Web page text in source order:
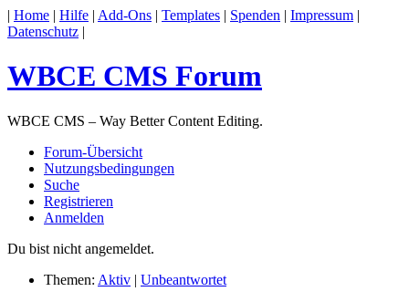
| Home | Hilfe | Add-Ons | Templates | Spenden | Impressum |
Datenschutz |
WBCE CMS Forum
WBCE CMS – Way Better Content Editing.
Forum-Übersicht
Nutzungsbedingungen
Suche
Registrieren
Anmelden
Du bist nicht angemeldet.
Themen: Aktiv | Unbeantwortet